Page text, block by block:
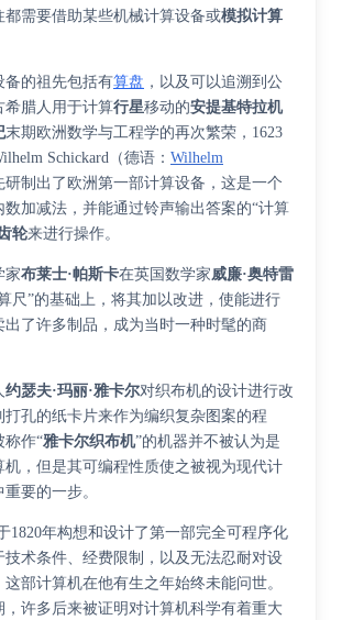
都需要借助某些机械计算设备或模拟计算
备的祖先包括有算盘 ，以及可以追溯到公
希腊人用于计算行星移动的安提基特拉机
末期欧洲数学与工程学的再次繁荣，1623
Schickard （德语 ： Wilhelm
研制出了欧洲第一部计算设备，这是一个
数加减法，并能通过铃声输出答案的“计算
轮来进行操作。
家布莱士·帕斯卡在英国数学家威廉·奥特雷
尺”的基础上，将其加以改进，使能进行
出了许多制品，成为当时一种时髦的商
约瑟夫·玛丽·雅卡尔对织布机的设计进行改
打孔的纸卡片来作为编织复杂图案的程
称作“雅卡尔织布机”的机器并不被认为是
机，但是其可编程性质使之被视为现代计
要的一步。
1820年构想和设计了第一部完全可程序化
技术条件、经费限制，以及无法忍耐对设
部计算机在他有生之年始终未能问世。
，许多后来被证明对计算机科学有着重大